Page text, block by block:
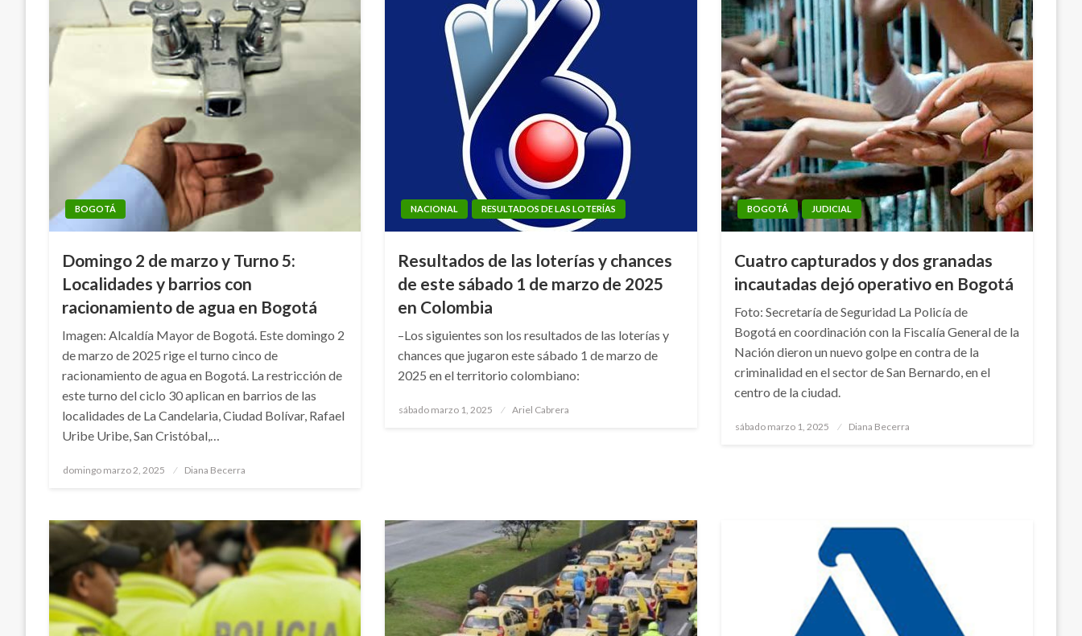
BOGOTÁ
Domingo 2 de marzo y Turno 5:
Localidades y barrios con
racionamiento de agua en Bogotá
Imagen: Alcaldía Mayor de Bogotá. Este domingo 2
de marzo de 2025 rige el turno cinco de
racionamiento de agua en Bogotá. La restricción de
este turno del ciclo 30 aplican en barrios de las
localidades de La Candelaria, Ciudad Bolívar, Rafael
Uribe Uribe, San Cristóbal,…
Publicado
domingo marzo 2, 2025 Diana Becerra
NACIONAL RESULTADOS DE LAS LOTERÍAS
Resultados de las loterías y chances
de este sábado 1 de marzo de 2025
en Colombia
–Los siguientes son los resultados de las loterías y
chances que jugaron este sábado 1 de marzo de
2025 en el territorio colombiano:
Publicado
sábado marzo 1, 2025 Ariel Cabrera
BOGOTÁ JUDICIAL
Cuatro capturados y dos granadas
incautadas dejó operativo en Bogotá
Foto: Secretaría de Seguridad La Policía de
Bogotá en coordinación con la Fiscalía General de la
Nación dieron un nuevo golpe en contra de la
criminalidad en el sector de San Bernardo, en el
centro de la ciudad.
Publicado
sábado marzo 1, 2025 Diana Becerra